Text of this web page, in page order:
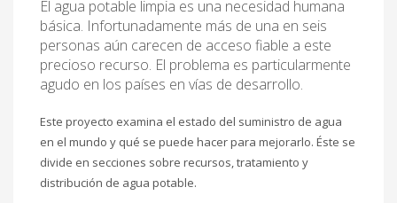
El agua potable limpia es una necesidad humana
básica. Infortunadamente más de una en seis
personas aún carecen de acceso fiable a este
precioso recurso. El problema es particularmente
agudo en los países en vías de desarrollo.
Este proyecto examina el estado del suministro de agua
en el mundo y qué se puede hacer para mejorarlo. Éste se
divide en secciones sobre recursos, tratamiento y
distribución de agua potable.